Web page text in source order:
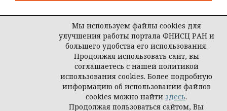
Open Journal Systems
© ООО Редакция журнала «Власть»
Мы используем файлы cookies для
улучшения работы портала ФНИСЦ РАН и
большего удобства его использования.
Продолжая использовать сайт, вы
соглашаетесь с нашей политикой
использования cookies. Более подробную
информацию об использовании файлов
cookies можно найти здесь.
Продолжая пользоваться сайтом, Вы